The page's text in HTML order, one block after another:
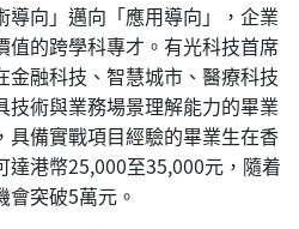
向」邁向「應用導向」，企業
值的跨學科專才。有光科技首席
融科技、智慧城市、醫療科技
術與業務場景理解能力的畢業
具備實戰項目經驗的畢業生在香
達港幣25,000至35,000元，隨着
突破5萬元。